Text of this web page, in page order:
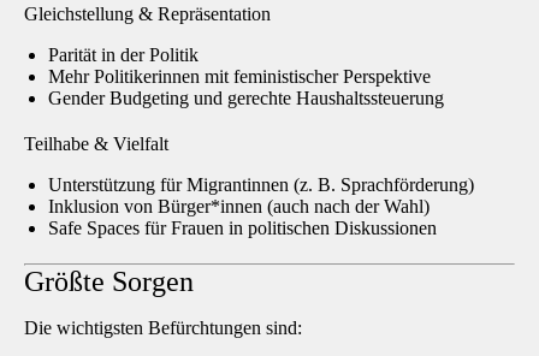
Gleichstellung & Repräsentation
Parität in der Politik
MehrPolitikerinnen mit feministischer Perspektive
Gender Budgeting und gerechte Haushaltssteuerung
Teilhabe & Vielfalt
Unterstützung fürMigrantinnen (z. B. Sprachförderung)
Inklusion von Bürger*innen (auch nach der Wahl)
Safe Spaces für Frauen in politischen Diskussionen
Größte Sorgen
Die wichtigsten Befürchtungen sind: